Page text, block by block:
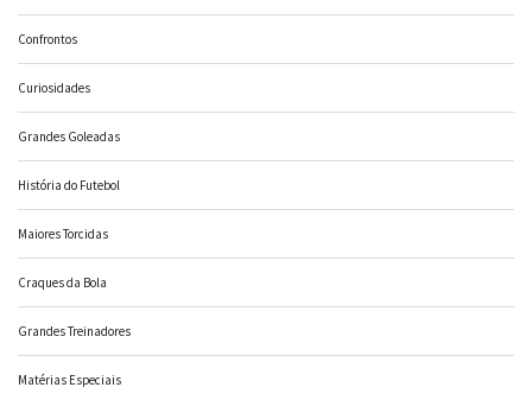
Confrontos
Curiosidades
Grandes Goleadas
História do Futebol
Maiores Torcidas
Craques da Bola
Grandes Treinadores
Matérias Especiais